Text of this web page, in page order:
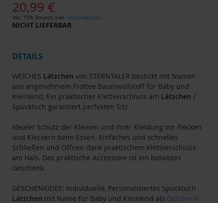
20,99 €
Inkl. 19% Steuern, exkl. Versandkosten
NICHT LIEFERBAR
DETAILS
WEICHES Lätzchen von STERNTALER bestickt mit Namen
aus angenehmem Frottee Baumwollstoff für Baby und
Kleinkind, Ein praktischer Klettverschluss am Lätzchen /
Spucktuch garantiert perfekten Sitz.
Idealer Schutz der Kleinen und ihrer Kleidung vor Flecken
und Kleckern beim Essen. Einfaches und schnelles
Schließen und Öffnen dank praktischem Klettverschluss
am Hals. Das praktische Accessoire ist ein beliebtes
Geschenk.
GESCHENKIDEE: Individuelle, Personalisiertes Spucktuch
Lätzchen mit Name für Baby und Kleinkind als Geschenk